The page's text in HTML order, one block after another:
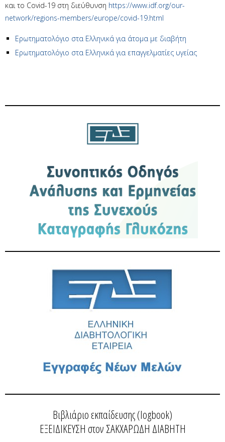
και το Covid-19 στη διεύθυνση https://www.idf.org/our-
network/regions-members/europe/covid-19.html
Ερωτηματολόγιο στα Ελληνικά για άτομα με διαβήτη
Ερωτηματολόγιο στα Ελληνικά για επαγγελματίες υγείας
Βιβλιάριο εκπαίδευσης (logbook)
ΕΞΕΙΔΙΚΕΥΣΗ στον ΣΑΚΧΑΡΩΔΗ ΔΙΑΒΗΤΗ